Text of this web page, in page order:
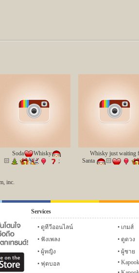
Soda
️Whisky
🏻
;
Whisky just waiting
Santa
🏻
inc.
กลอน แชทหมากฮอส แชทหมากรุ
Services
ดูทีวีออนไลน์
เกมส์
ฟังเพลง
ดูดวง
ผู้หญิง
ผู้ชาย
ฟุตบอล